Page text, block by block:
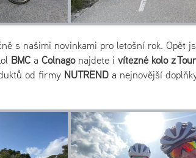
s našimi novinkami pro letošní rok. Opět
BMCa Colnagonajdete i vítězné kolo z
od firmy NUTRENDa nejnovější